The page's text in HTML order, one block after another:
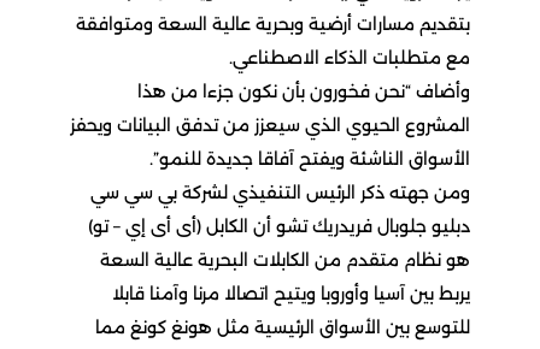
بتقديم مسارات أرضية وبحرية عالية السعة ومتوافقة
مع متطلبات الذكاء الاصطناعي.
وأضاف “نحن فخورون بأن نكون جزءا من هذا
المشروع الحيوي الذي سيعزز من تدفق البيانات ويحفز
الأسواق الناشئة ويفتح آفاقا جديدة للنمو”.
ومن جهته ذكر الرئيس التنفيذي لشركة بي سي سي
دبليو جلوبال فريدريك تشو أن الكابل (أى أى إي – تو)
هو نظام متقدم من الكابلات البحرية عالية السعة
يربط بين آسيا وأوروبا ويتيح اتصالا مرنا وآمنا قابلا
للتوسع بين الأسواق الرئيسية مثل هونغ كونغ مما